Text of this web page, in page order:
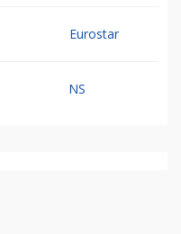
Eurostar
NS